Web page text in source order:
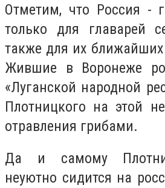
Отметим, что Россия -
только для главарей
также для их ближайших
Жившие в Воронеже
«Луганской народной
Плотницкого на этой
отравления грибами.
Да и самому
неуютно сидится на